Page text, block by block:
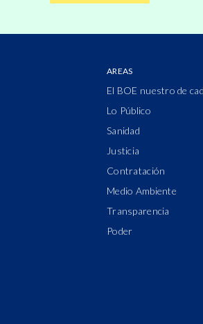
AREAS
El BOE nuestro de
Lo Público
Sanidad
Justicia
Contratación
Medio Ambiente
Transparencia
Poder